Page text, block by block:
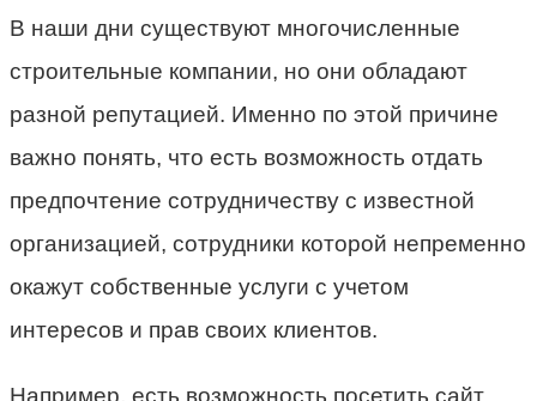
В наши дни существуют многочисленные
строительные компании, но они обладают
разной репутацией. Именно по этой причине
важно понять, что есть возможность отдать
предпочтение сотрудничеству с известной
организацией, сотрудники которой непременно
окажут собственные услуги с учетом
интересов и прав своих клиентов.
Например, есть возможность посетить сайт